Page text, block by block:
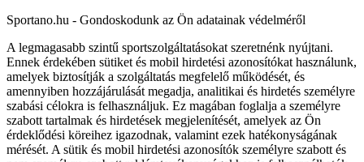
Sportano.hu - Gondoskodunk az Ön adatainak védelméről
A legmagasabb szintű sportszolgáltatásokat szeretnénk nyújtani.
Ennek érdekében sütiket és mobil hirdetési azonosítókat használunk,
amelyek biztosítják a szolgáltatás megfelelő működését, és
amennyiben hozzájárulását megadja, analitikai és hirdetés személyre
szabási célokra is felhasználjuk. Ez magában foglalja a személyre
szabott tartalmak és hirdetések megjelenítését, amelyek az Ön
érdeklődési köreihez igazodnak, valamint ezek hatékonyságának
mérését. A sütik és mobil hirdetési azonosítók személyre szabott és